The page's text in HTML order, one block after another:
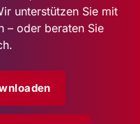
unterstützen Sie mit
– oder beraten Sie